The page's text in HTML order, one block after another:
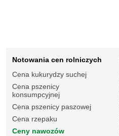
Notowania cen rolniczych
Cena kukurydzy suchej
Cena pszenicy
konsumpcyjnej
Cena pszenicy paszowej
Cena rzepaku
Ceny nawozów